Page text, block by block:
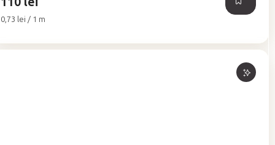
Evaluare
0,73 lei / 1 m